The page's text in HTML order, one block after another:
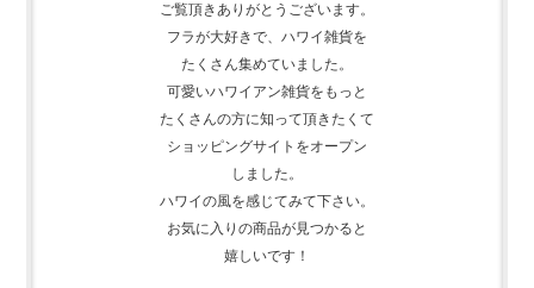
ご覧頂きありがとうございます。
フラが大好きで、 ハワイ雑貨を
たくさん集めていました。
可愛いハワイアン雑貨をもっと
たくさんの方に知って頂きたくて
ショッピングサイトをオープン
しました。
ハワイの風を感じてみて下さい。
お気に入りの商品が見つかると
嬉しいです！